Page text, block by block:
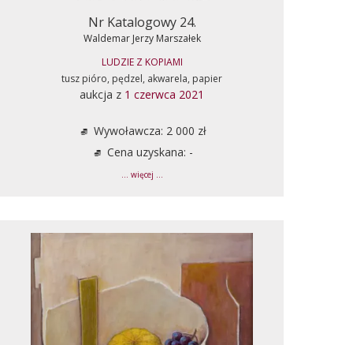
Nr Katalogowy 24.
Waldemar Jerzy Marszałek
LUDZIE Z KOPIAMI
tusz pióro, pędzel, akwarela, papier
aukcja z 1 czerwca 2021
Wywoławcza: 2 000 zł
Cena uzyskana: -
... więcej ...